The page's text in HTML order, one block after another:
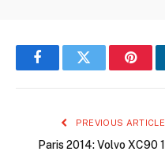
FacebookTwitter
PREVIOUS ARTICLE
Paris 2014: Volvo XC90 1